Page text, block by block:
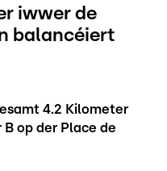
iwwer de
balancéiert
4.2 Kilometer
B op der Place de